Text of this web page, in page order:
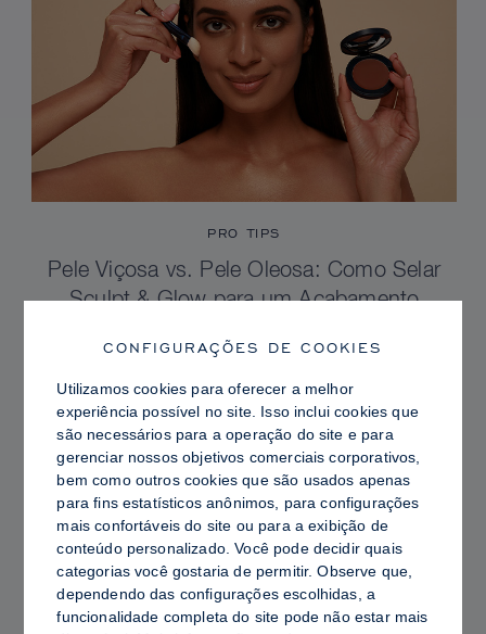
PRO TIPS
Pele Viçosa vs. Pele Oleosa: Como Selar
Sculpt & Glow para um Acabamento
CONFIGURAÇÕES DE COOKIES
Utilizamos cookies para oferecer a melhor
experiência possível no site. Isso inclui cookies que
são necessários para a operação do site e para
gerenciar nossos objetivos comerciais corporativos,
bem como outros cookies que são usados ​​apenas
para fins estatísticos anônimos, para configurações
mais confortáveis ​​do site ou para a exibição de
conteúdo personalizado. Você pode decidir quais
categorias você gostaria de permitir. Observe que,
dependendo das configurações escolhidas, a
funcionalidade completa do site pode não estar mais